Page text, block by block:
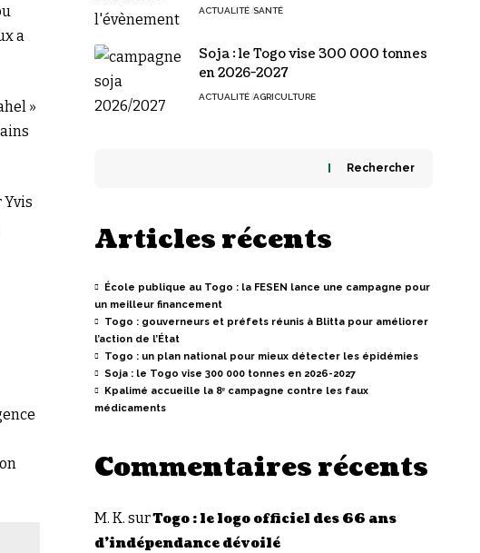
a
»
Yvis
ACTUALITÉ SANTÉ
Soja : le Togo vise 300 000 tonnes
en 2026-2027
ACTUALITÉ AGRICULTURE
Rechercher
Articles récents
École publique au Togo : la FESEN lance une campagne pour
un meilleur financement
Togo : gouverneurs et préfets réunis à Blitta pour améliorer
l’action de l’État
Togo : un plan national pour mieux détecter les épidémies
Soja : le Togo vise 300 000 tonnes en 2026-2027
Kpalimé accueille la 8ᵉ campagne contre les faux
médicaments
Commentaires récents
M. K. surTogo : le logo officiel des 66 ans
d’indépendance dévoilé